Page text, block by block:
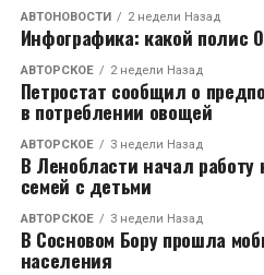
АВТОНОВОСТИ 2 недели Назад
Инфографика: какой полис
АВТОРСКОЕ 2 недели Назад
Петростат сообщил о
в потреблении овощей
АВТОРСКОЕ 3 недели Назад
В Ленобласти начал
семей с детьми
АВТОРСКОЕ 3 недели Назад
В Сосновом Бору прошла
населения